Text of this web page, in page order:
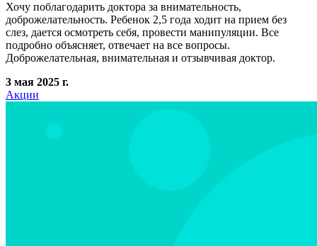
Хочу поблагодарить доктора за внимательность,
доброжелательность. Ребенок 2,5 года ходит на прием без
слез, дается осмотреть себя, провести манипуляции. Все
подробно объясняет, отвечает на все вопросы.
Доброжелательная, внимательная и отзывчивая доктор.
3 мая 2025 г.
Акции